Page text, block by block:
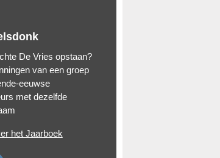
De Vries opstaan?
van een groep
eeuwse
met dezelfde
het Jaarboek